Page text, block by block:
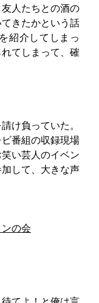
人たちとの酒の
きたかという話
紹介してしまっ
てしまって、確
け負っていた。
番組の収録現場
い芸人のイベン
して、大きな声
の会